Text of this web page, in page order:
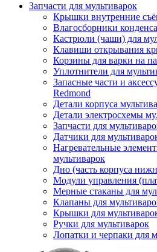
Запчасти для мультиварок
Крышки внутренние
Влагосборники
Кастрюли (чаши) для
Клавиши открывания
Корзины для варки на
Уплотнители для
Запасные части и
Redmond
Детали корпуса
Детали электросхемы
Запчасти для
Датчики для
Нагревательные
мультиварок
Дно (часть корпуса
Модули управления
Мерные стаканы для
Клапаны для
Крышки для
Ручки для мультиварок
Лопатки и черпаки для